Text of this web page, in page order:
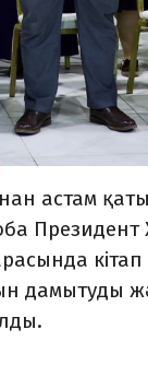
астам
дамытуды